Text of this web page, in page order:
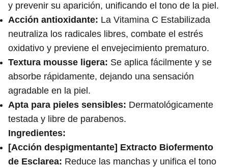
y prevenir su aparición, unificando el tono de la piel.
Acción antioxidante: La Vitamina C Estabilizada
neutraliza los radicales libres, combate el estrés
oxidativo y previene el envejecimiento prematuro.
Textura mousse ligera: Se aplica fácilmente y se
absorbe rápidamente, dejando una sensación
agradable en la piel.
Apta para pieles sensibles: Dermatológicamente
testada y libre de parabenos.
Ingredientes:
[Acción despigmentante] Extracto Biofermento
de Esclarea: Reduce las manchas y unifica el tono